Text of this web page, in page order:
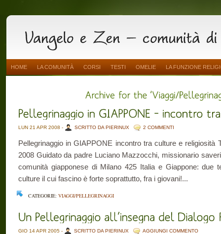
HOME LA COMUNITÀ CORSI TESTI OMELIE LA FUNZIONE
LUN 21 APR 2008 - SCRITTO DA PIERINUX 2 COMMENTI
Pellegrinaggio in GIAPPONE incontro tra culture e religiosità
2008 Guidato da padre Luciano Mazzocchi, missionario
comunità giapponese di Milano 425 Italia e Giappone: due
culture il cui fascino è forte soprattutto, fra i giovani!...
CATEGORIE: VIAGGI/PELLEGRINAGGI
GIO 14 APR 2005 - SCRITTO DA PIERINUX AGGIUNGI COMMENTO